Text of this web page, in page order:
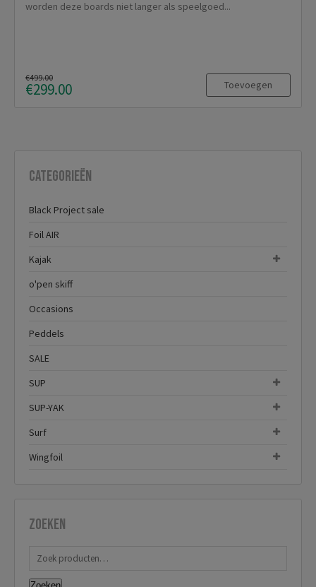
worden deze boards niet langer als speelgoed...
€499.00
€299.00 Toevoegen
Categorieën
Black Project sale
Foil AIR
Kajak
o'pen skiff
Occasions
Peddels
SALE
SUP
SUP-YAK
Surf
Wingfoil
Zoeken